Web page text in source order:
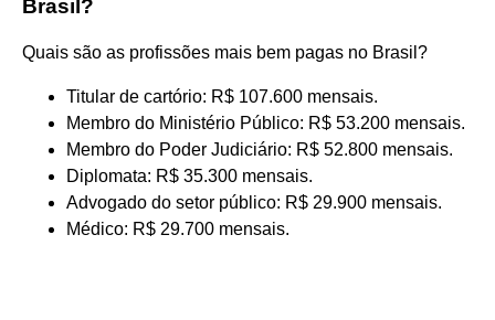
Brasil?
Quais são as profissões mais bem pagas no Brasil?
Titular de cartório: R$ 107.600 mensais.
Membro do Ministério Público: R$ 53.200 mensais.
Membro do Poder Judiciário: R$ 52.800 mensais.
Diplomata: R$ 35.300 mensais.
Advogado do setor público: R$ 29.900 mensais.
Médico: R$ 29.700 mensais.